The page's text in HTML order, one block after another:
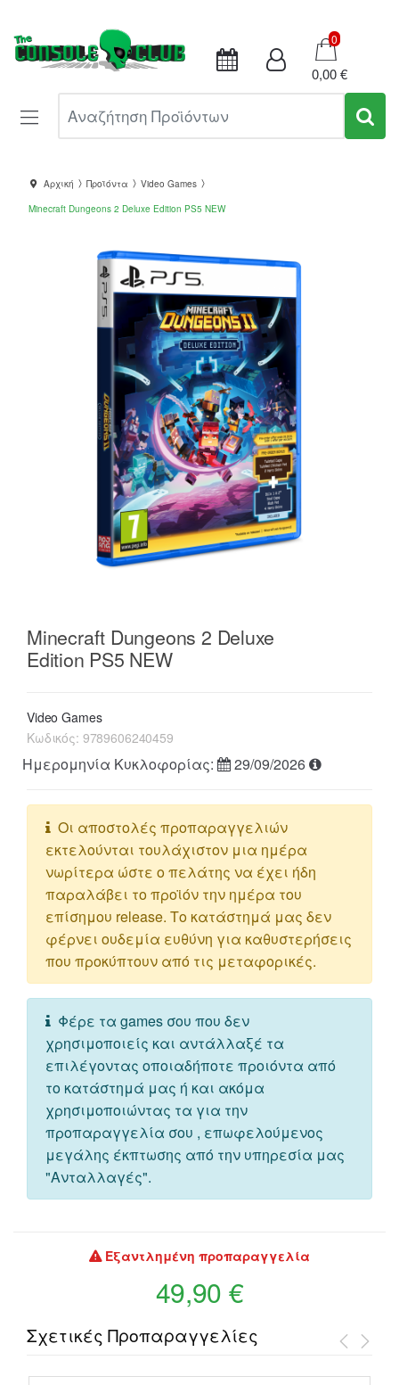
Καλάθι
0
0,00 €
Αρχική Προϊόντα
Video Games
Minecraft Dungeons 2 Deluxe Edition PS5 NEW
Minecraft Dungeons 2 Deluxe
Edition PS5 NEW
Video Games
Κωδικός: 9789606240459
Ημερομηνία Κυκλοφορίας: 29/09/2026
Οι αποστολές προπαραγγελιών
εκτελούνται τουλάχιστον μια ημέρα
νωρίτερα ώστε ο πελάτης να έχει ήδη
παραλάβει το προϊόν την ημέρα του
επίσημου release. Το κατάστημά μας δεν
φέρνει ουδεμία ευθύνη για καθυστερήσεις
που προκύπτουν από τις μεταφορικές.
Φέρε τα games σου που δεν
χρησιμοποιείς και αντάλλαξέ τα
επιλέγοντας οποιαδήποτε προιόντα από
το κατάστημά μας ή και ακόμα
χρησιμοποιώντας τα για την
προπαραγγελία σου , επωφελούμενος
μεγάλης έκπτωσης από την υπηρεσία μας
"Ανταλλαγές".
Εξαντλημένη προπαραγγελία
49,90 €
Σχετικές Προπαραγγελίες